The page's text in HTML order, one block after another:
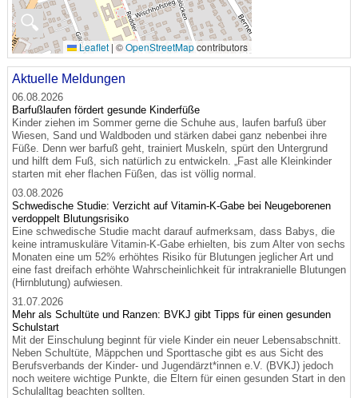
🔍
Leaflet | ©OpenStreetMapcontributors
Aktuelle Meldungen
06.08.2026
Barfußlaufen fördert gesunde Kinderfüße
Kinder ziehen im Sommer gerne die Schuhe aus, laufen barfuß über
Wiesen, Sand und Waldboden und stärken dabei ganz nebenbei ihre
Füße. Denn wer barfuß geht, trainiert Muskeln, spürt den Untergrund
und hilft dem Fuß, sich natürlich zu entwickeln. „Fast alle Kleinkinder
starten mit eher flachen Füßen, das ist völlig normal.
03.08.2026
Schwedische Studie: Verzicht auf Vitamin-K-Gabe bei Neugeborenen
verdoppelt Blutungsrisiko
Eine schwedische Studie macht darauf aufmerksam, dass Babys, die
keine intramuskuläre Vitamin-K-Gabe erhielten, bis zum Alter von sechs
Monaten eine um 52% erhöhtes Risiko für Blutungen jeglicher Art und
eine fast dreifach erhöhte Wahrscheinlichkeit für intrakranielle Blutungen
(Hirnblutung) aufwiesen.
31.07.2026
Mehr als Schultüte und Ranzen: BVKJ gibt Tipps für einen gesunden
Schulstart
Mit der Einschulung beginnt für viele Kinder ein neuer Lebensabschnitt.
Neben Schultüte, Mäppchen und Sporttasche gibt es aus Sicht des
Berufsverbands der Kinder- und Jugendärzt*innen e.V. (BVKJ) jedoch
noch weitere wichtige Punkte, die Eltern für einen gesunden Start in den
Schulalltag beachten sollten.